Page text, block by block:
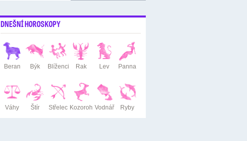
DNEŠNÍ HOROSKOPY
Beran Býk Blíženci Rak Lev Panna
Váhy Štír Střelec Kozoroh Vodnář Ryby